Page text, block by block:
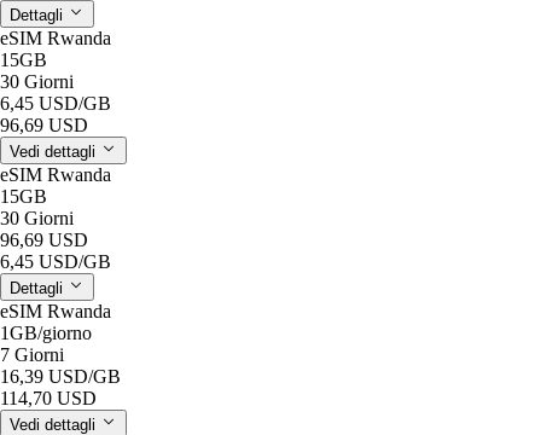
Dettagli
eSIM Rwanda
15GB
30 Giorni
6,45 USD/GB
96,69 USD
Vedi dettagli
eSIM Rwanda
15GB
30 Giorni
96,69 USD
6,45 USD/GB
Dettagli
eSIM Rwanda
1GB/giorno
7 Giorni
16,39 USD/GB
114,70 USD
Vedi dettagli